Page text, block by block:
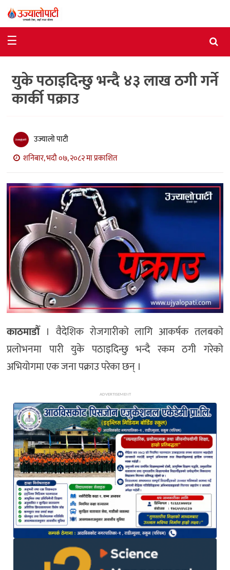
राजनीति
विशेष
आर्थिक
अन्तर्वार्ता
मनोरञ्जन
विज्ञान
प्रविधि
खेलकुद
अन्य
☰
युके पठाइदिन्छु भन्दै ४३ लाख ठगी गर्ने
कार्की पक्राउ
उज्यालो पाटी
शनिबार, भदौ ०७, २०८२ मा प्रकाशित
काठमाडौँ। वैदेशिक रोजगारीको लागि आकर्षक तलबको
प्रलोभनमा पारी युके पठाइदिन्छु भन्दै रकम ठगी गरेको
अभियोगमा एक जना पक्राउ परेका छन् ।
ADVERTISEMENT